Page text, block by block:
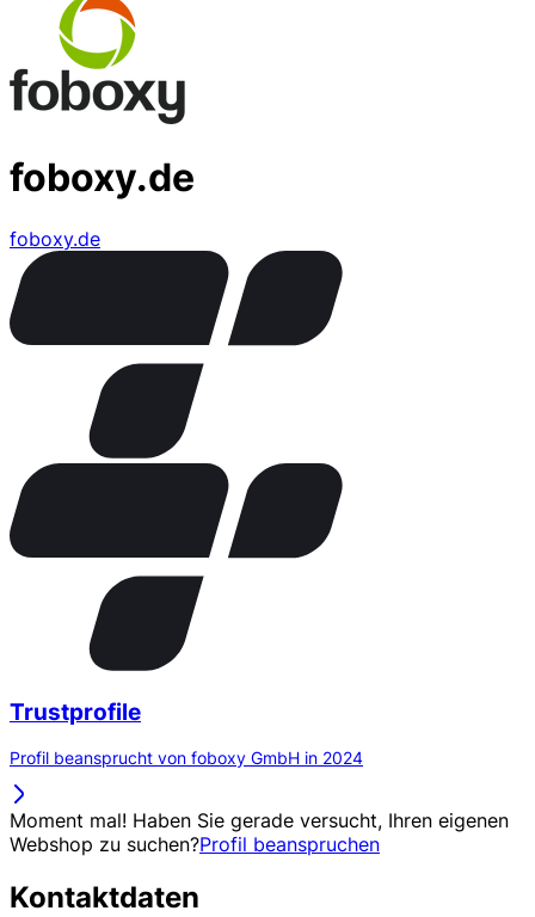
foboxy.de
foboxy.de
Trustprofile
Profil beansprucht von foboxy GmbH in 2024
Moment mal! Haben Sie gerade versucht, Ihren eigenen
Webshop zu suchen?Profil beanspruchen
Kontaktdaten